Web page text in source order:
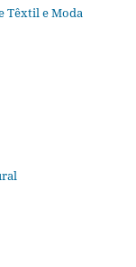
Têxtil e Moda